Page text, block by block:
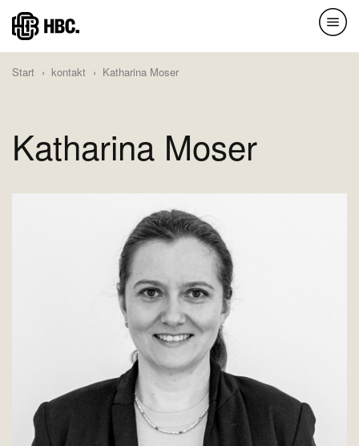
Direkt
zum
Inhalt
Start kontakt Katharina Moser
Katharina Moser